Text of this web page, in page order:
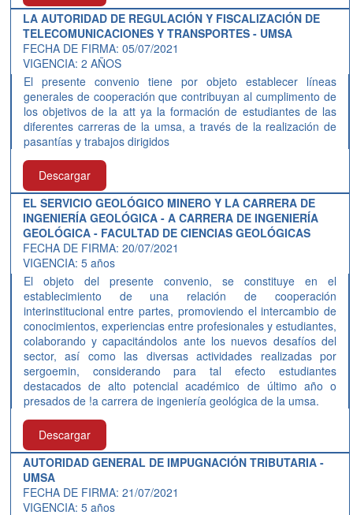
LA AUTORIDAD DE REGULACIÓN Y FISCALIZACIÓN DE
TELECOMUNICACIONES Y TRANSPORTES - UMSA
FECHA DE FIRMA: 05/07/2021
VIGENCIA: 2 AÑOS
El presente convenio tiene por objeto establecer líneas
generales de cooperación que contribuyan al cumplimento de
los objetivos de la att ya la formación de estudiantes de las
diferentes carreras de la umsa, a través de la realización de
pasantías y trabajos dirigidos
Descargar
EL SERVICIO GEOLÓGICO MINERO Y LA CARRERA DE
INGENIERÍA GEOLÓGICA - A CARRERA DE INGENIERÍA
GEOLÓGICA - FACULTAD DE CIENCIAS GEOLÓGICAS
FECHA DE FIRMA: 20/07/2021
VIGENCIA: 5 años
El objeto del presente convenio, se constituye en el
establecimiento de una relación de cooperación
interinstitucional entre partes, promoviendo el intercambio de
conocimientos, experiencias entre profesionales y estudiantes,
colaborando y capacitándolos ante los nuevos desafíos del
sector, así como las diversas actividades realizadas por
sergoemin, considerando para tal efecto estudiantes
destacados de alto potencial académico de último año o
presados de !a carrera de ingeniería geológica de la umsa.
Descargar
AUTORIDAD GENERAL DE IMPUGNACIÓN TRIBUTARIA -
UMSA
FECHA DE FIRMA: 21/07/2021
VIGENCIA: 5 años